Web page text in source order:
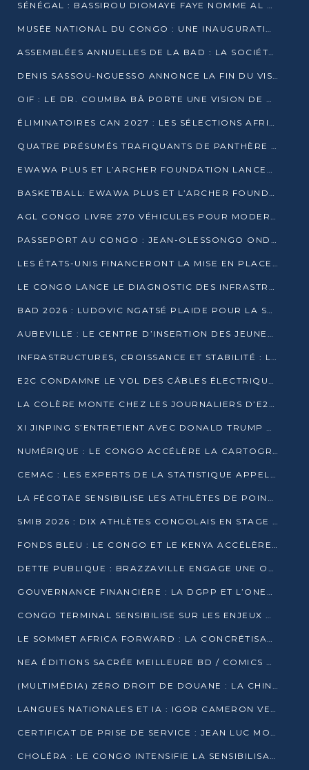
SÉNÉGAL : BASSIROU DIOMAYE FAYE NOMME AL AMINOU LÔ PREMIER MINISTRE
MUSÉE NATIONAL DU CONGO : UNE INAUGURATION PORTEUSE D’ESPOIR POUR LA CULTURE
ASSEMBLÉES ANNUELLES DE LA BAD : LA SOCIÉTÉ CIVILE CONGOLAISE À LA RECHERCHE DE PARTENAIRES POUR SES PROJETS
DENIS SASSOU-NGUESSO ANNONCE LA FIN DU VISA POUR LES AFRICAINS EN 2027
OIF : LE DR. COUMBA BÂ PORTE UNE VISION DE DIALOGUE, DE STABILITÉ ET DE RÉFORME À LA TÊTE
ÉLIMINATOIRES CAN 2027 : LES SÉLECTIONS AFRICAINES CONNAISSENT LEURS ADVERSAIRES
QUATRE PRÉSUMÉS TRAFIQUANTS DE PANTHÈRE ARRÊTÉS À EWO
EWAWA PLUS ET L’ARCHER FOUNDATION LANCENT UN CAMP DE BASKET POUR LES JEUNES À BRAZZAVILLE
BASKETBALL: EWAWA PLUS ET L’ARCHER FOUNDATION LANCENT UN CAMP POUR LES JEUNES
AGL CONGO LIVRE 270 VÉHICULES POUR MODERNISER LE TRANSPORT URBAIN
PASSEPORT AU CONGO : JEAN-OLESSONGO ONDAYE VEUT METTRE FIN AUX LENTEURS ADMINISTRATIVES
LES ÉTATS-UNIS FINANCERONT LA MISE EN PLACE DE JUSQU’À 50 CLINIQUES DE LUTTE CONTRE L’EBOLA
LE CONGO LANCE LE DIAGNOSTIC DES INFRASTRUCTURES SPORTIVES DU COMPLEXE DE KINTÉLÉ
BAD 2026 : LUDOVIC NGATSÉ PLAIDE POUR LA SOUVERAINETÉ FINANCIÈRE AFRICAINE
AUBEVILLE : LE CENTRE D’INSERTION DES JEUNES PRÊT À OUVRIR SES PORTES
INFRASTRUCTURES, CROISSANCE ET STABILITÉ : LA GUINÉE AFFÛTE SES AMBITIONS
E2C CONDAMNE LE VOL DES CÂBLES ÉLECTRIQUES APRÈS UNE VIDÉO VIRALE
LA COLÈRE MONTE CHEZ LES JOURNALIERS D’E2C QUI DÉNONCENT 20 ANS DE PRÉCARITÉ
XI JINPING S’ENTRETIENT AVEC DONALD TRUMP À BEIJING
NUMÉRIQUE : LE CONGO ACCÉLÈRE LA CARTOGRAPHIE DE SES INFRASTRUCTURES DIGITALES
CEMAC : LES EXPERTS DE LA STATISTIQUE APPELLENT À RENFORCER LA SÉCURISATION DES DONNÉES
LA FÉCOTAE SENSIBILISE LES ATHLÈTES DE POINTE-NOIRE À L’HYGIÈNE ALIMENTA
SMIB 2026 : DIX ATHLÈTES CONGOLAIS EN STAGE AU KENYA
FONDS BLEU : LE CONGO ET LE KENYA ACCÉLÈRENT LA MOBILISATION DES FINANCEMENTS
DETTE PUBLIQUE : BRAZZAVILLE ENGAGE UNE OPÉRATION DE RACHAT DE 575 MILLIONS DE DOLLARS
GOUVERNANCE FINANCIÈRE : LA DGPP ET L’ONEC-C VERS UN PARTENARIAT POUR ASSAINIR LES ENTREPRISES PUBLIQUES
CONGO TERMINAL SENSIBILISE SUR LES ENJEUX DE LA SANTÉ MENTALE EN
LE SOMMET AFRICA FORWARD : LA CONCRÉTISATION DE PARTENARIATS ÉQUILIBRÉS ET TOURNÉS VERS L’AVENIR ENTRE LE CONTINENT AFRICAIN ET LA FRANCE
NEA ÉDITIONS SACRÉE MEILLEURE BD / COMICS D’AFRIQUE AU KENYA
(MULTIMÉDIA) ZÉRO DROIT DE DOUANE : LA CHINE ET L’AFRIQUE VERS UNE PROXIMITÉ SANS PRÉCÉDENT (PAPIER GÉNÉRAL)
LANGUES NATIONALES ET IA : IGOR CAMERON VEUT ARRIMER LA STRATÉGIE IA À LA LOI SUR LA RECHERCHE
CERTIFICAT DE PRISE DE SERVICE : JEAN LUC MOUTHOU DÉMENT UNE « FAKE NEWS »
CHOLÉRA : LE CONGO INTENSIFIE LA SENSIBILISATION AU MARCHÉ DE TALANGAÏ